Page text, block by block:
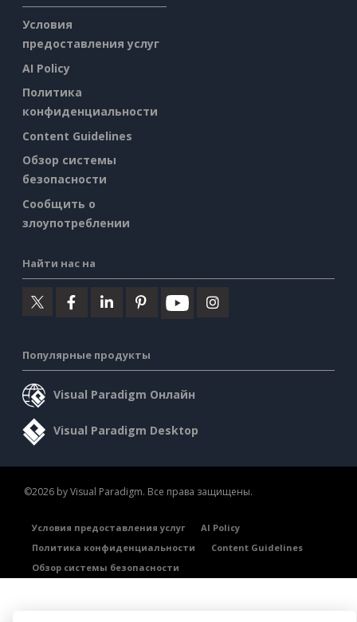
Условия
предоставления услуг
AI Policy
Политика
конфиденциальности
Content Guidelines
Обзор системы
безопасности
Сообщить о
злоупотреблении
Найти нас на
Популярные продукты
Visual Paradigm Онлайн
Visual Paradigm Desktop
©2026 by Visual Paradigm. Все права защищены.
Условия предоставления услуг
AI Policy
Политика конфиденциальности
Content Guidelines
Обзор системы безопасности